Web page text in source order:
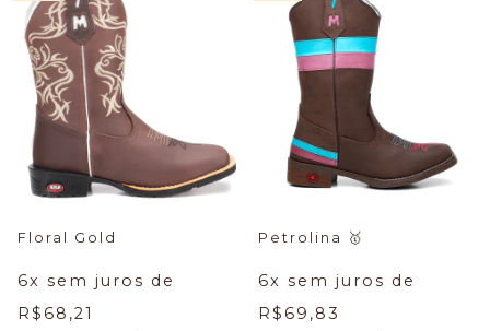
Floral Gold
6x sem juros de
R$68,21
Petrolina 🥇
6x sem juros de
R$69,83